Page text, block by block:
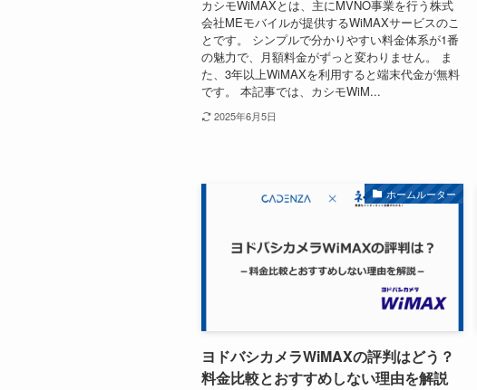
カシモWiMAXとは、主にMVNO事業を行う株式
会社MEモバイルが提供するWiMAXサービスのこ
とです。 シンプルで分かりやすい料金体系が1番
の魅力で、月額料金がずっと変わりません。 ま
た、3年以上WiMAXを利用すると端末代金が無料
です。 本記事では、カシモWiM...
2025年6月5日
ホームルーター
ヨドバシカメラWiMAXの評判はどう？
料金比較とおすすめしない理由を解説